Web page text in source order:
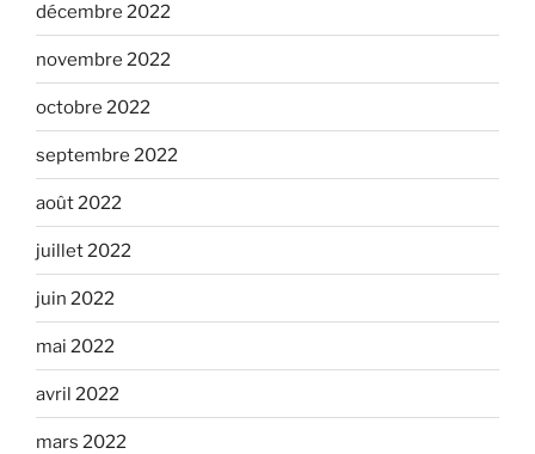
décembre 2022
novembre 2022
octobre 2022
septembre 2022
août 2022
juillet 2022
juin 2022
mai 2022
avril 2022
mars 2022